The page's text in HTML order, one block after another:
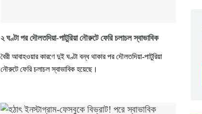
২ ঘণ্টা পর দৌলতদিয়া-পাটুরিয়া নৌরুটে ফেরি চলাচল স্বাভাবিক
বৈরী আবাহওয়ার কারণে দুই ঘণ্টা বন্ধ থাকার পর দৌলতদিয়া-পাটুরিয়া
নৌরুটে ফেরি চলাচল স্বাভাবিক হয়েছে।